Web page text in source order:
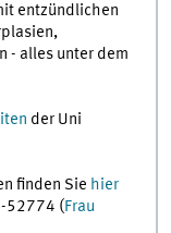
entzündlichen
- alles unter dem
der Uni
finden Sie hier
52774 (Frau